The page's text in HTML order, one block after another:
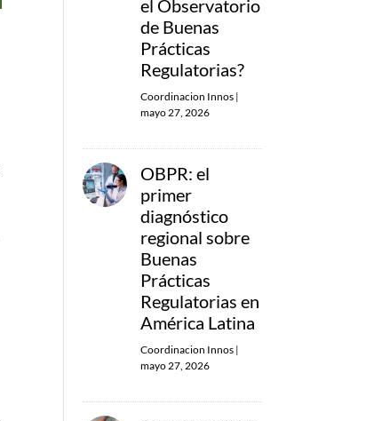
el Observatorio
de Buenas
Prácticas
Regulatorias?
Coordinacion Innos |
mayo 27, 2026
OBPR: el
primer
diagnóstico
regional sobre
Buenas
Prácticas
Regulatorias en
América Latina
Coordinacion Innos |
mayo 27, 2026